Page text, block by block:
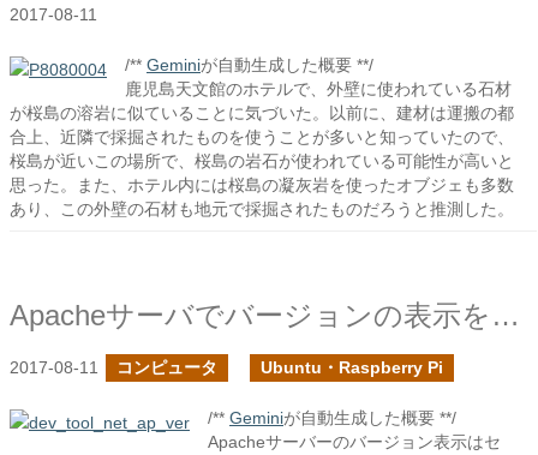
2017-08-11
/** Geminiが自動生成した概要 **/
鹿児島天文館のホテルで、外壁に使われている石材
が桜島の溶岩に似ていることに気づいた。以前に、建材は運搬の都
合上、近隣で採掘されたものを使うことが多いと知っていたので、
桜島が近いこの場所で、桜島の岩石が使われている可能性が高いと
思った。また、ホテル内には桜島の凝灰岩を使ったオブジェも多数
あり、この外壁の石材も地元で採掘されたものだろうと推測した。
Apacheサーバでバージョンの表示を隠す
2017-08-11 コンピュータ Ubuntu・Raspberry Pi
/** Geminiが自動生成した概要 **/
Apacheサーバーのバージョン表示はセ